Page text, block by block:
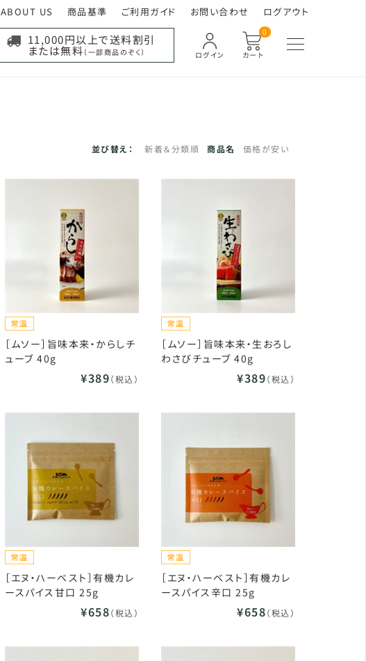
ABOUT US 商品基準 ご利用ガイド お問い合わせ ログアウト
カート
0
ログイン
11,000円以上で送料割引
または無料 （一部商品のぞく）
並び替え： 新着＆分類順 商品名 価格が安い
［ムソー］旨味本来・からしチ
ューブ 40g
¥389（税込）
［ムソー］旨味本来・生おろし
わさびチューブ 40g
¥389（税込）
［エヌ・ハーベスト］有機カレ
ースパイス甘口 25g
¥658（税込）
［エヌ・ハーベスト］有機カレ
ースパイス辛口 25g
¥658（税込）